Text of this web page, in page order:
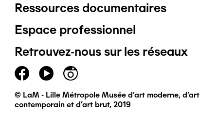
Pied
de
page
principal
Ressources documentaires
Espace professionnel
Retrouvez-nous sur les réseaux
© LaM - Lille Métropole Musée d'art moderne, d'art
contemporain et d'art brut, 2019